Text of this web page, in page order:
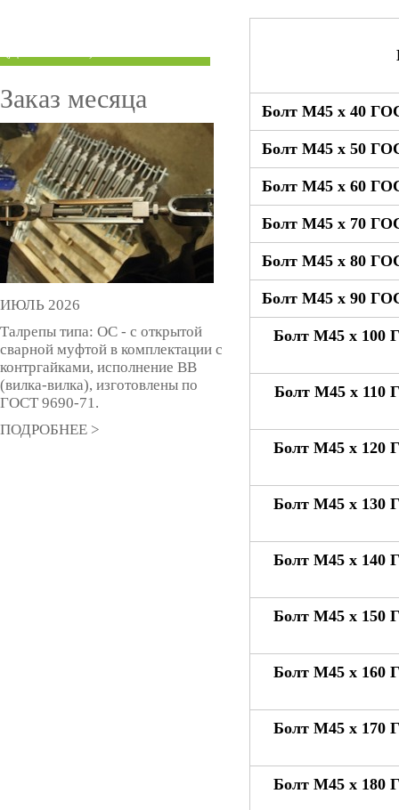
Болт М45 x 40
Болт М45 x 50
Болт М45 x 60
Болт М45 x 70
Болт М45 x 80
Болт М45 x 90
Болт М45 x 100
Болт М45 x 110
Болт М45 x 120
Болт М45 x 130
Болт М45 x 140
Болт М45 x 150
Болт М45 x 160
Болт М45 x 170
Болт М45 x 180
Заказ месяца
ИЮЛЬ 2026
Талрепы типа: ОС - с открытой
сварной муфтой в комплектации с
контргайками, исполнение ВВ
(вилка-вилка), изготовлены по
ГОСТ 9690-71.
ПОДРОБНЕЕ >